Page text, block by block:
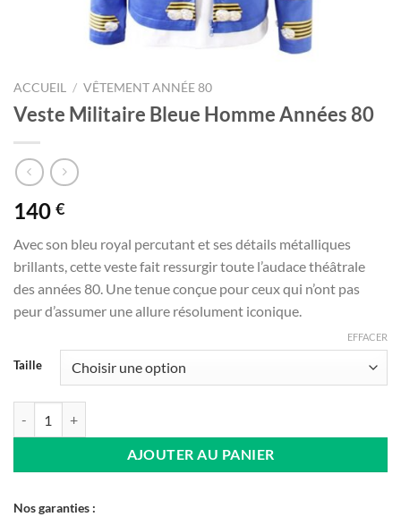
ACCUEIL / VÊTEMENT ANNÉE 80
Veste Militaire Bleue Homme Années 80
140 €
Avec son bleu royal percutant et ses détails métalliques
brillants, cette veste fait ressurgir toute l’audace théâtrale
des années 80. Une tenue conçue pour ceux qui n’ont pas
peur d’assumer une allure résolument iconique.
Taille
EFFACER
AJOUTER AU PANIER
Nos garanties :